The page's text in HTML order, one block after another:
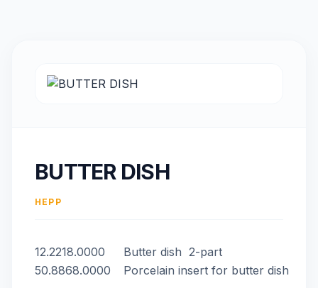
BUTTER DISH
HEPP
12.2218.0000
Butter dish 2-part
50.8868.0000
Porcelain insert for butter dish